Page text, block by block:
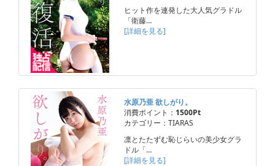
ヒット作を連発した大人気グラドル
「衛藤…
[詳細を見る]
水原乃亜 欲しがり。
消費ポイント： 1500Pt
カテゴリー：TIARAS
凛とたたずむ恥じらいの美少女グラ
ドル「…
[詳細を見る]